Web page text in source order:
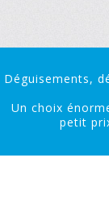
Déguisements,
Un choix
petit